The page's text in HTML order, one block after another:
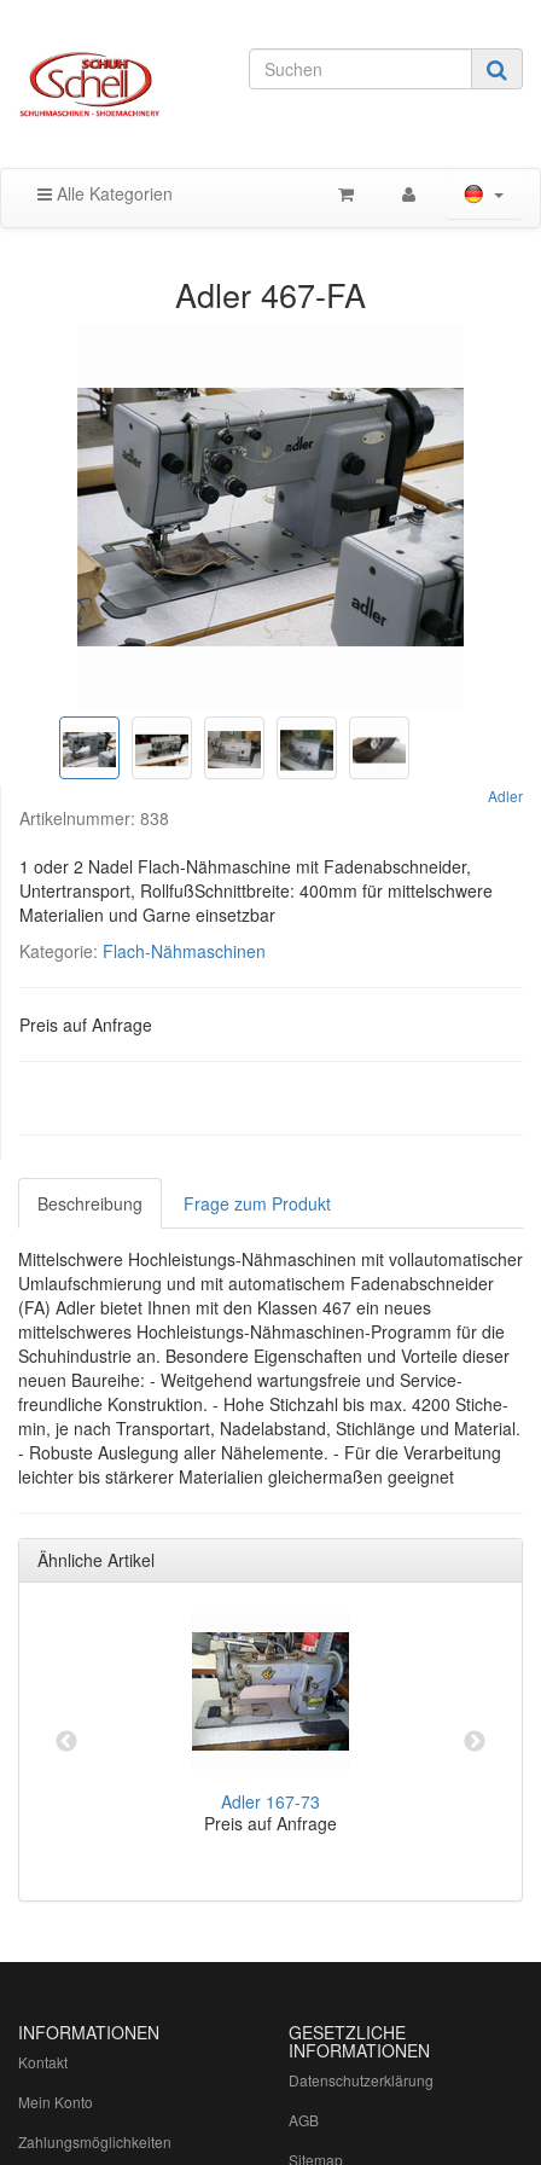
Alle Kategorien
Adler 467-FA
Adler
Artikelnummer: 838
1 oder 2 Nadel Flach-Nähmaschine mit Fadenabschneider,
Untertransport, RollfußSchnittbreite: 400mm für mittelschwere
Materialien und Garne einsetzbar
Kategorie: Flach-Nähmaschinen
Preis auf Anfrage
Beschreibung Frage zum Produkt
Mittelschwere Hochleistungs-Nähmaschinen mit vollautomatischer
Umlaufschmierung und mit automatischem Fadenabschneider
(FA) Adler bietet Ihnen mit den Klassen 467 ein neues
mittelschweres Hochleistungs-Nähmaschinen-Programm für die
Schuhindustrie an. Besondere Eigenschaften und Vorteile dieser
neuen Baureihe: - Weitgehend wartungsfreie und Service-
freundliche Konstruktion. - Hohe Stichzahl bis max. 4200 Stiche-
min, je nach Transportart, Nadelabstand, Stichlänge und Material.
- Robuste Auslegung aller Nähelemente. - Für die Verarbeitung
leichter bis stärkerer Materialien gleichermaßen geeignet
Ähnliche Artikel
Adler 167-73
Preis auf Anfrage
INFORMATIONEN
Kontakt
Mein Konto
Zahlungsmöglichkeiten
GESETZLICHE
INFORMATIONEN
Datenschutzerklärung
AGB
Sitemap